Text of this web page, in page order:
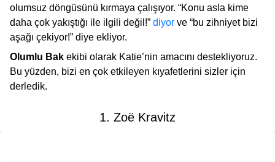
olumsuz döngüsünü kırmaya çalışıyor. “Konu asla kime
daha çok yakıştığı ile ilgili değil!” diyor ve “bu zihniyet bizi
aşağı çekiyor!” diye ekliyor.
Olumlu Bak ekibi olarak Katie’nin amacını destekliyoruz.
Bu yüzden, bizi en çok etkileyen kıyafetlerini sizler için
derledik.
1. Zoë Kravitz